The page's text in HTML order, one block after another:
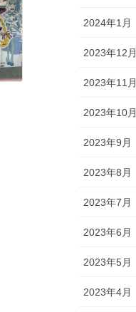
2024年1月
2023年12月
2023年11月
2023年10月
2023年9月
2023年8月
2023年7月
2023年6月
2023年5月
2023年4月